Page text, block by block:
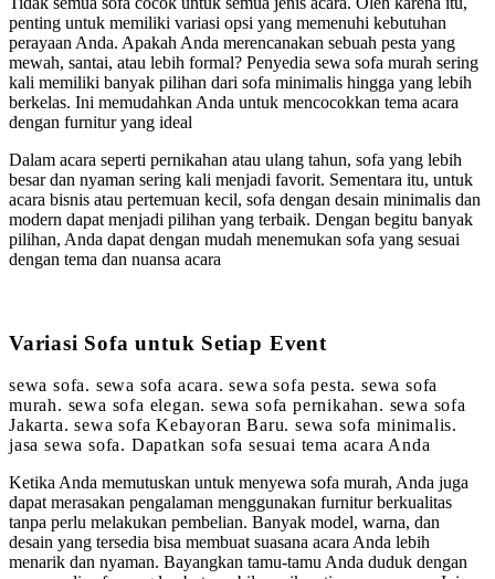
penting untuk memiliki variasi opsi yang memenuhi kebutuhan
perayaan Anda. Apakah Anda merencanakan sebuah pesta yang
mewah, santai, atau lebih formal? Penyedia sewa sofa murah sering
kali memiliki banyak pilihan dari sofa minimalis hingga yang lebih
berkelas. Ini memudahkan Anda untuk mencocokkan tema acara
dengan furnitur yang ideal
Dalam acara seperti pernikahan atau ulang tahun, sofa yang lebih
besar dan nyaman sering kali menjadi favorit. Sementara itu, untuk
acara bisnis atau pertemuan kecil, sofa dengan desain minimalis dan
modern dapat menjadi pilihan yang terbaik. Dengan begitu banyak
pilihan, Anda dapat dengan mudah menemukan sofa yang sesuai
dengan tema dan nuansa acara
Variasi Sofa untuk Setiap Event
sewa sofa. sewa sofa acara. sewa sofa pesta. sewa sofa
murah. sewa sofa elegan. sewa sofa pernikahan. sewa sofa
Jakarta. sewa sofa Kebayoran Baru. sewa sofa minimalis.
jasa sewa sofa. Dapatkan sofa sesuai tema acara Anda
Ketika Anda memutuskan untuk menyewa sofa murah, Anda juga
dapat merasakan pengalaman menggunakan furnitur berkualitas
tanpa perlu melakukan pembelian. Banyak model, warna, dan
desain yang tersedia bisa membuat suasana acara Anda lebih
menarik dan nyaman. Bayangkan tamu-tamu Anda duduk dengan